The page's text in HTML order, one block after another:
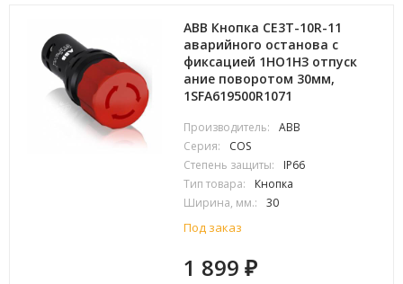
ABB Кнопка CE3T-10R-11
аварийного останова с
фиксацией 1НО1НЗ отпуск
ание поворотом 30мм,
1SFA619500R1071
Производитель:
ABB
Серия:
COS
Степень защиты:
IP66
Тип товара:
Кнопка
Ширина, мм.:
30
Под заказ
1 899₽